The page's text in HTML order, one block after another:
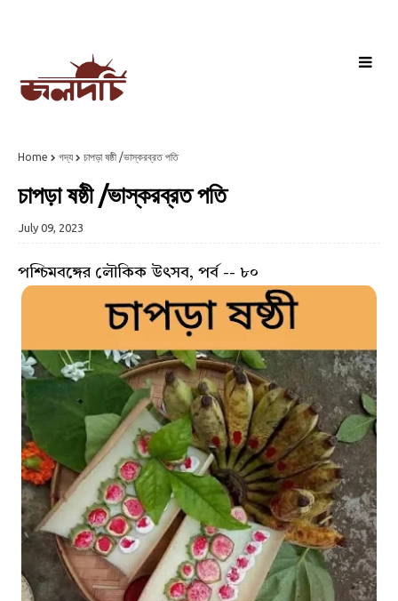
Home গদ্য চাপড়া ষষ্ঠী /ভাস্করব্রত পতি
চাপড়া ষষ্ঠী /ভাস্করব্রত পতি
July 09, 2023
পশ্চিমবঙ্গের লৌকিক উৎসব, পর্ব -- ৮০